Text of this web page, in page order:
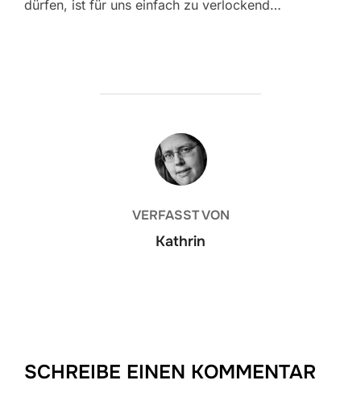
dürfen, ist für uns einfach zu verlockend…
BEITRAGSAUTOR
VERFASST VON
Kathrin
SCHREIBE EINEN KOMMENTAR